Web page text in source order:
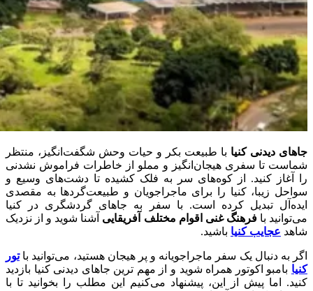
جاهای دیدنی کنیا با طبیعت بکر و حیات وحش شگفت‌انگیز، منتظر
شماست تا سفری هیجان‌انگیز و مملو از خاطرات فراموش نشدنی
را آغاز کنید. از کوه‌های سر به فلک کشیده تا دشت‌های وسیع و
سواحل زیبا، کنیا را برای ماجراجویان و طبیعت‌گردها به مقصدی
ایده‌آل تبدیل کرده است. با سفر به جاهای گردشگری در کنیا
می‌توانید بافرهنگ غنی اقوام مختلف آفریقایی آشنا شوید و از نزدیک
شاهد عجایب کنیا باشید.
اگر به دنبال یک سفر ماجراجویانه و پر هیجان هستید، می‌توانید باتور
کنیا بامبو اکوتور همراه شوید و از مهم ترین جاهای دیدنی کنیا بازدید
کنید. اما پیش از این، پیشنهاد می‌کنیم این مطلب را بخوانید تا با